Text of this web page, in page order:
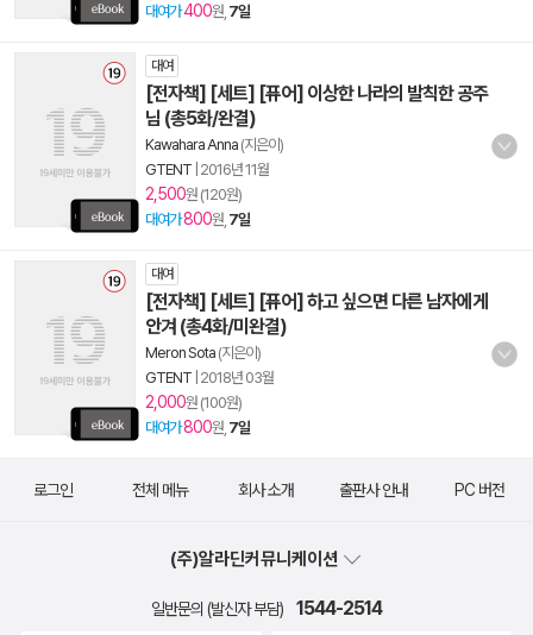
대여가400원, 7일
대여
[전자책] [세트] [퓨어] 이상한 나라의 발칙한 공주
님 (총5화/완결)
Kawahara Anna (지은이)
GTENT 2016년 11월
2,500원 (120원)
대여가800원, 7일
대여
[전자책] [세트] [퓨어] 하고 싶으면 다른 남자에게
안겨 (총4화/미완결)
Meron Sota (지은이)
GTENT 2018년 03월
2,000원 (100원)
대여가800원, 7일
로그인 전체 메뉴 회사 소개 출판사 안내 PC 버전
(주)알라딘커뮤니케이션
일반문의 (발신자 부담) 1544-2514